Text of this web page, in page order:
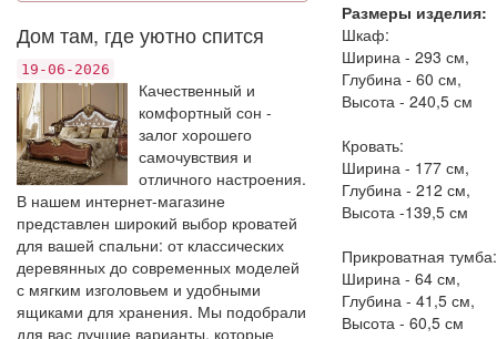
Дом там, где уютно спится
19-06-2026
Качественный и
комфортный сон -
залог хорошего
самочувствия и
отличного настроения.
В нашем интернет-магазине
представлен широкий выбор кроватей
для вашей спальни: от классических
деревянных до современных моделей
с мягким изголовьем и удобными
ящиками для хранения. Мы подобрали
для вас лучшие варианты, которые
Размеры изделия:
Шкаф:
Ширина - 293 см,
Глубина - 60 см,
Высота - 240,5 см
Кровать:
Ширина - 177 см,
Глубина - 212 см,
Высота -139,5 см
Прикроватная тумба:
Ширина - 64 см,
Глубина - 41,5 см,
Высота - 60,5 см